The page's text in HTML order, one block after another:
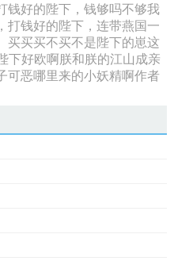
钱好的陛下，钱够吗不够我
打钱好的陛下，连带燕国一
买买买不买不是陛下的崽这
下好欧啊朕和朕的江山成亲
可恶哪里来的小妖精啊作者